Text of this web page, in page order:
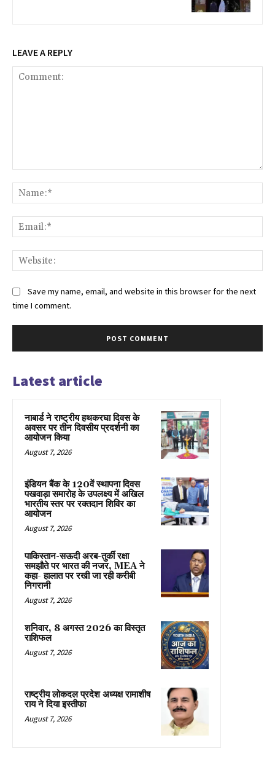
LEAVE A REPLY
Save my name, email, and website in this browser for the next
time I comment.
Latest article
नाबार्ड ने राष्ट्रीय हथकरघा दिवस के
अवसर पर तीन दिवसीय प्रदर्शनी का
आयोजन किया
August 7, 2026
इंडियन बैंक के 120वें स्थापना दिवस
पखवाड़ा समारोह के उपलक्ष्य में अखिल
भारतीय स्तर पर रक्तदान शिविर का
आयोजन
August 7, 2026
पाकिस्तान-सऊदी अरब-तुर्की रक्षा
समझौते पर भारत की नजर, MEA ने
कहा- हालात पर रखी जा रही करीबी
निगरानी
August 7, 2026
शनिवार, 8 अगस्त 2026 का विस्तृत
राशिफल
August 7, 2026
राष्ट्रीय लोकदल प्रदेश अध्यक्ष रामाशीष
राय ने दिया इस्तीफा
August 7, 2026